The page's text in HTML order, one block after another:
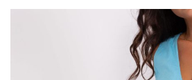
koszul na wiosnę i odkryjcie ich ciekawe
Wiosna to czas, kiedy panie chętnie
bawełniane, które dodają eleganckiego
stylizacji. Chociaż mówimy tutaj o